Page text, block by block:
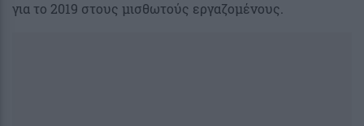
για το 2019 στους μισθωτούς εργαζομένους.